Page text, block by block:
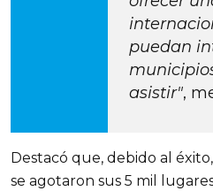
puedan
asistir",
Destacó que, debido al
se agotaron sus 5 mil